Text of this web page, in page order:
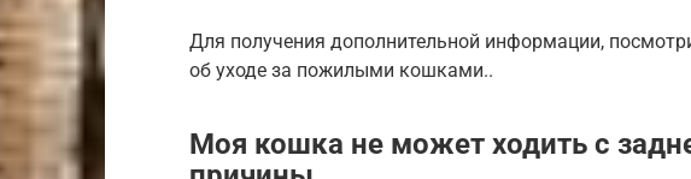
Для получения дополнительной информации,
об уходе за пожилыми кошками..
Моя кошка не может ходить с